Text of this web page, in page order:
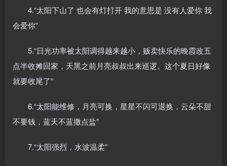
4.“太阳下山了 也会有灯打开 我的意思是 没有人爱你 我
会爱你”
5.“日光功率被太阳调得越来越小，贩卖快乐的晚霞改五
点半收摊回家，天黑之前月亮叔叔出来巡逻。这个夏日好像
就要收尾了”
6.“太阳能维修，月亮可换，星星不闪可退换，云朵不甜
不要钱，蓝天不蓝撒点盐”
7.“太阳强烈，水波温柔”